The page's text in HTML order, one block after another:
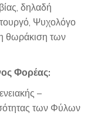
δηλαδή
Ψυχολόγο
θωράκιση των
Φορέας:
–
των Φύλων